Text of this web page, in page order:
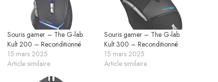
Souris gamer – The G-lab
Kult 200 – Reconditionné
15 mars 2025
Article similaire
Souris gamer – The G-lab
Kult 300 – Reconditionné
15 mars 2025
Article similaire